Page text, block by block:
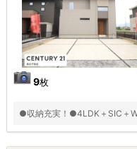
9枚
●収納充実！●4LDK＋SIC＋